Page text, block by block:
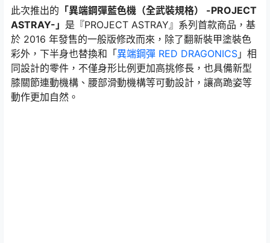
此次推出的 「異端鋼彈藍色機（全武裝規格） -PROJECT
ASTRAY-」 是『PROJECT ASTRAY』系列首款商品，基
於 2016 年發售的一般版修改而來，除了翻新裝甲塗裝色
彩外，下半身也替換和「異端鋼彈 RED DRAGONICS 」相
同設計的零件，不僅身形比例更加高挑修長，也具備新型
膝關節連動機構、腰部滑動機構等可動設計，讓高跪姿等
動作更加自然。